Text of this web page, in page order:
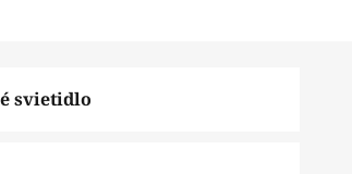
svietidlo